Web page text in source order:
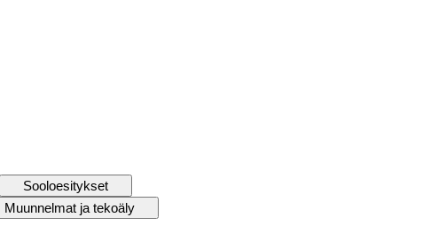
Sooloesitykset
Muunnelmat ja tekoäly